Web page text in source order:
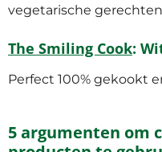
vegetarische
The Smiling Cook:
Perfect 100% gekookt
5 argumenten om